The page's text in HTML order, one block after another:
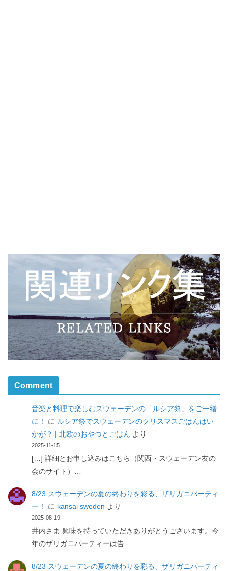
Comment
音楽と料理で楽しむスウェーデンの「ルシア祭」をご一緒
に！
に ルシア祭でスウェーデンのクリスマスごはんはい
かが？ | 北欧のおやつとごはん より
2025-11-15
[…] 詳細とお申し込みはこちら（関西・スウェーデン友の
会のサイト）…
8/23 スウェーデンの夏の終わりを彩る、ザリガニパーティ
ー！
に kansai sweden より
2025-08-19
井内さま 興味を持っていただきありがとうございます。今
年のザリガニパーティーは告…
8/23 スウェーデンの夏の終わりを彩る、ザリガニパーティ